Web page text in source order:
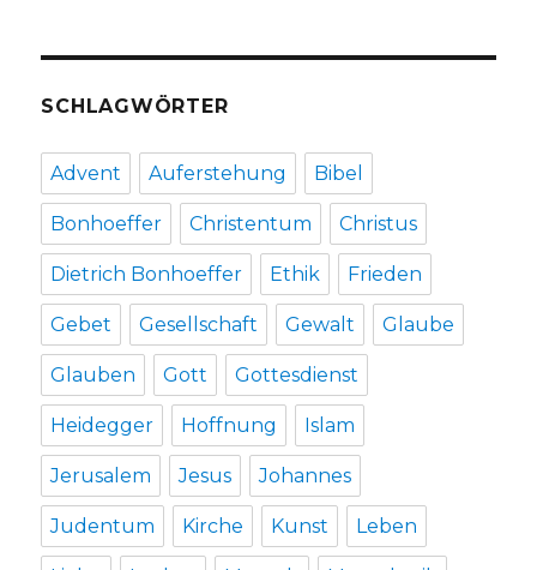
SCHLAGWÖRTER
Advent Auferstehung Bibel
Bonhoeffer Christentum Christus
Dietrich Bonhoeffer Ethik Frieden
Gebet Gesellschaft Gewalt Glaube
Glauben Gott Gottesdienst
Heidegger Hoffnung Islam
Jerusalem Jesus Johannes
Judentum Kirche Kunst Leben